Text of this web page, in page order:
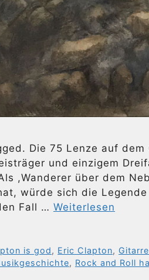
Die 75 Lenze auf
und einzigem
,Wanderer über dem
würde sich die
Fall … Weiterlesen
is god, Eric Clapton,
, Rock and Roll